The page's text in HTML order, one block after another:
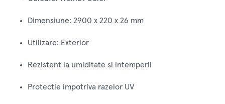
Dimensiune: 2900 x 220 x 26 mm
Utilizare: Exterior
Rezistent la umiditate si intemperii
Protectie impotriva razelor UV